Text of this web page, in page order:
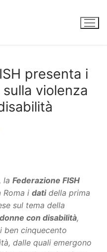
presenta i
violenza
la Federazione FISH
Roma i datidella prima
sul tema della
con disabilità,
ben cinquecento
dalle quali emergono